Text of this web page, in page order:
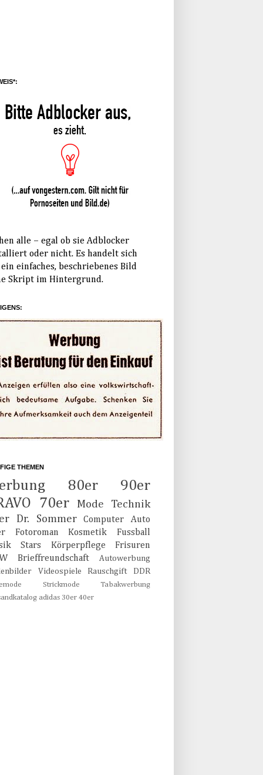
alle – egal ob sie Adblocker
oder nicht. Es handelt sich
einfaches, beschriebenes Bild
Skript im Hintergrund.
THEMEN
80er
90er
70er Mode
Technik
Dr. Sommer Computer
Auto
Fotoroman Kosmetik
Fussball
Stars Körperpflege
Frisuren
Brieffreundschaft
Autowerbung
Videospiele Rauschgift DDR
Strickmode
Tabakwerbung
adidas 30er 40er